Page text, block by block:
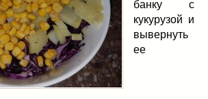
банку с
кукурузой и
вывернуть
ее